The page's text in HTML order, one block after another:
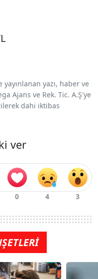
yazı, haber ve
Ajans ve Rek. Tic. A.Ş'ye
dahi iktibas
ver